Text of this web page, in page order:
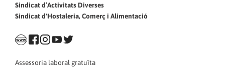
Sindicat d’Activitats Diverses
Sindicat d'Hostaleria, Comerç i Alimentació
Assessoria laboral gratuïta